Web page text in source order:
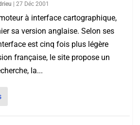
27 Déc 2001
à interface cartographique,
sa version anglaise. Selon ses
est cinq fois plus légère
française, le site propose un
la...